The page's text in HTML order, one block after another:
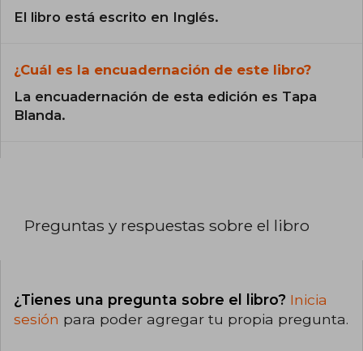
El libro está escrito en Inglés.
¿Cuál es la encuadernación de este libro?
La encuadernación de esta edición es Tapa
Blanda.
Preguntas y respuestas sobre el libro
¿Tienes una pregunta sobre el libro? Inicia
sesión para poder agregar tu propia pregunta.